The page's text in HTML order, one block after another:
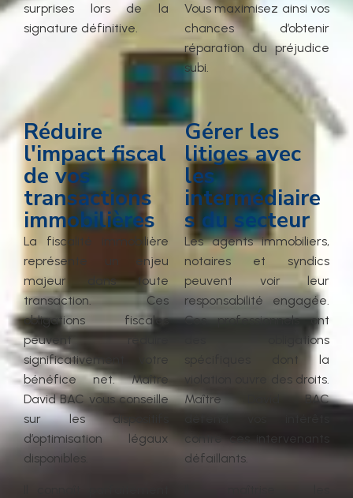
surprises lors de la
signature définitive.
Vous maximisez ainsi vos
chances d’obtenir
réparation du préjudice
subi.
Réduire
l'impact fiscal
de vos
transactions
immobilières
La fiscalité immobilière
représente un enjeu
majeur dans toute
transaction. Ces
obligations fiscales
peuvent réduire
significativement votre
bénéfice net. Maître
David BAC vous conseille
sur les dispositifs
d’optimisation légaux
disponibles.
Gérer les
litiges avec
les
intermédiaire
s du secteur
Les agents immobiliers,
notaires et syndics
peuvent voir leur
responsabilité engagée.
Ces professionnels ont
des obligations
spécifiques dont la
violation ouvre des droits.
Maître David BAC
contre ces intervenants
défaillants.